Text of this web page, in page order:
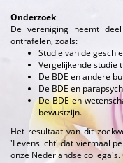
Onderzoek
De vereniging neemt
ontrafelen, zoals:
Studie van de
Vergelijkende studie
De BDE en andere
De BDE en
De BDE en
bewustzijn.
Het resultaat van dit
'Levenslicht' dat viermaal
onze Nederlandse